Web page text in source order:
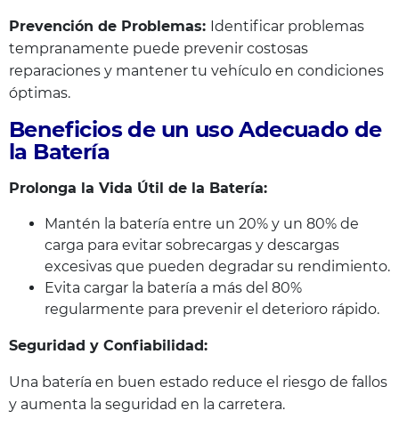
Prevención de Problemas: Identificar problemas
tempranamente puede prevenir costosas
reparaciones y mantener tu vehículo en condiciones
óptimas.
Beneficios de un uso Adecuado de
la Batería
Prolonga la Vida Útil de la Batería:
Mantén la batería entre un 20% y un 80% de
carga para evitar sobrecargas y descargas
excesivas que pueden degradar su rendimiento.
Evita cargar la batería a más del 80%
regularmente para prevenir el deterioro rápido.
Seguridad y Confiabilidad:
Una batería en buen estado reduce el riesgo de fallos
y aumenta la seguridad en la carretera.